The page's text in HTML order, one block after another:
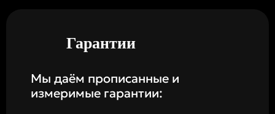
Гарантии
Мы даём прописанные и
измеримые гарантии: